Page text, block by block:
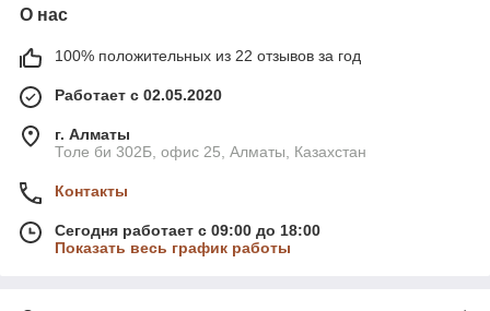
О нас
100% положительных из 22 отзывов за год
Работает с 02.05.2020
г. Алматы
Толе би 302Б, офис 25, Алматы, Казахстан
Контакты
Сегодня работает с 09:00 до 18:00
Показать весь график работы